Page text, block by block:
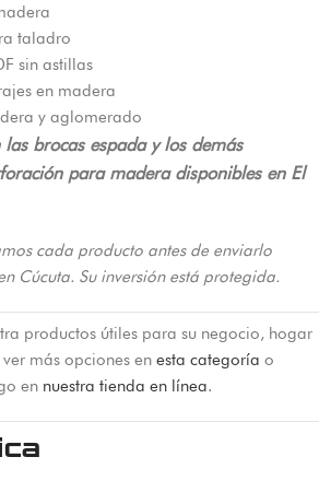
taladro
sin astillas
en madera
y aglomerado
brocas espada y los demás
para madera disponibles en El
cada producto antes de enviarlo
Cúcuta. Su inversión está protegida.
productos útiles para su negocio, hogar
más opciones en esta categoría o
en nuestra tienda en línea.